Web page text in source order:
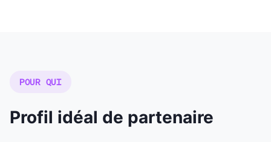
POUR QUI
Profil idéal de partenaire